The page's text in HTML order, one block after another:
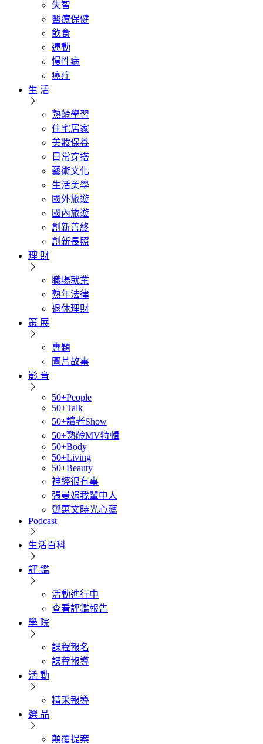
失智
醫療保健
飲食
運動
慢性病
癌症
生 活
熟齡學習
住宅居家
美妝保養
日常穿搭
藝術文化
生活美學
國外旅遊
國內旅遊
創新善終
創新長照
理 財
職場就業
熟年法律
退休理財
策 展
專題
圖片故事
影 音
50+People
50+Talk
50+讀者Show
50+熟齡MV特輯
50+Body
50+Living
50+Beauty
神經很有事
張曼娟我輩中人
鄧惠文時光心蘊
Podcast
生活百科
評 鑑
活動進行中
查看評鑑報告
學 院
課程報名
課程報導
活 動
精采報導
選 品
顛覆提案